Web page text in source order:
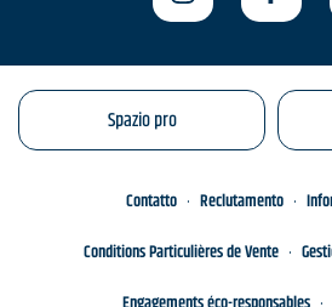
Spazio pro
Contatto Reclutamento
Conditions Particulières de Vente